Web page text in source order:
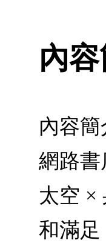
內
內容
網路書
太空 ×
和滿足